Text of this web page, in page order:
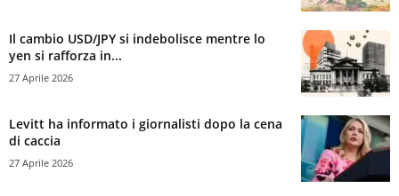
Il cambio USD/JPY si indebolisce mentre lo
yen si rafforza in...
27 Aprile 2026
Levitt ha informato i giornalisti dopo la cena
di caccia
27 Aprile 2026